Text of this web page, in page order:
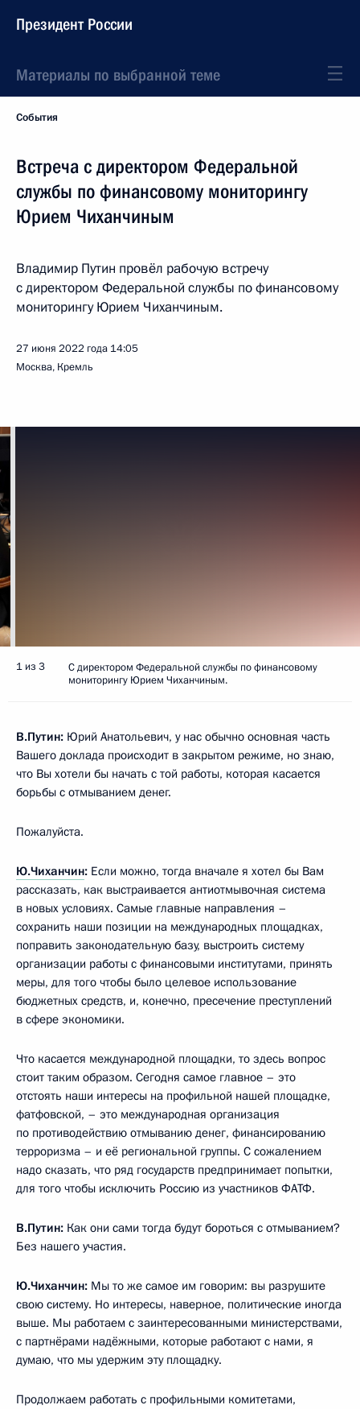
Президент России
Материалы по выбранной теме
События
Встреча с директором Федеральной
службы по финансовому мониторингу
Юрием Чиханчиным
Владимир Путин провёл рабочую встречу
с директором Федеральной службы по финансовому
мониторингу Юрием Чиханчиным.
27 июня 2022 года 14:05
Москва, Кремль
1 из 3
С директором Федеральной службы по финансовому
мониторингу Юрием Чиханчиным.
В.Путин: Юрий Анатольевич, у нас обычно основная часть
Вашего доклада происходит в закрытом режиме, но знаю,
что Вы хотели бы начать с той работы, которая касается
борьбы с отмыванием денег.
Пожалуйста.
Ю.Чиханчин: Если можно, тогда вначале я хотел бы Вам
рассказать, как выстраивается антиотмывочная система
в новых условиях. Самые главные направления –
сохранить наши позиции на международных площадках,
поправить законодательную базу, выстроить систему
организации работы с финансовыми институтами, принять
меры, для того чтобы было целевое использование
бюджетных средств, и, конечно, пресечение преступлений
в сфере экономики.
Что касается международной площадки, то здесь вопрос
стоит таким образом. Сегодня самое главное – это
отстоять наши интересы на профильной нашей площадке,
фатфовской, – это международная организация
по противодействию отмыванию денег, финансированию
терроризма – и её региональной группы. С сожалением
надо сказать, что ряд государств предпринимает попытки,
для того чтобы исключить Россию из участников ФАТФ.
В.Путин: Как они сами тогда будут бороться с отмыванием?
Без нашего участия.
Ю.Чиханчин: Мы то же самое им говорим: вы разрушите
свою систему. Но интересы, наверное, политические иногда
выше. Мы работаем с заинтересованными министерствами,
с партнёрами надёжными, которые работают с нами, я
думаю, что мы удержим эту площадку.
Продолжаем работать с профильными комитетами,